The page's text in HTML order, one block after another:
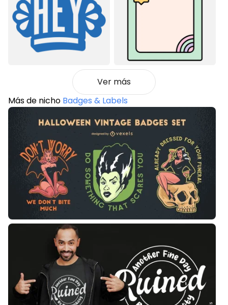
Ver más
Más de nicho Badges & Labels